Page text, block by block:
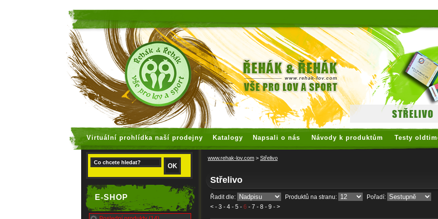
Virtuální prohlídka naší prodejny Katalogy Napsali o nás Návody k produktům Testy
E-SHOP
www.rehak-lov.com > Střelivo
Střelivo
Řadit dle: Produktů na stranu:
Pořadí:
< - 3 - 4 - 5 - 6 - 7 - 8 - 9 - >